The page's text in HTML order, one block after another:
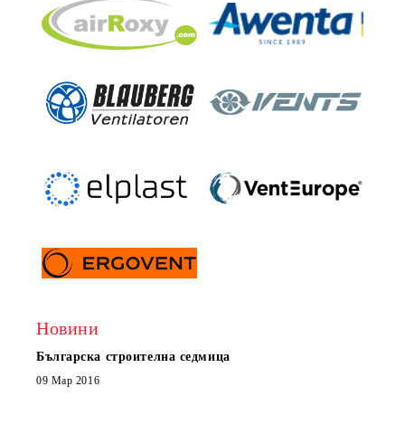
Новини
Българска строителна седмица
09 Мар 2016